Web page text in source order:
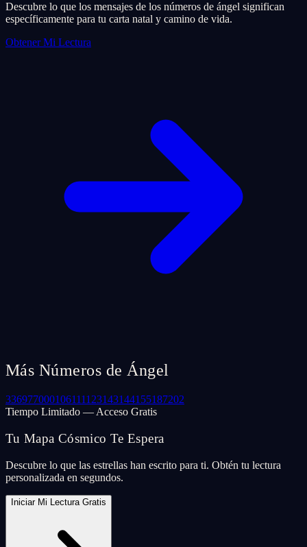
Descubre lo que los mensajes de los números de ángel significan
específicamente para tu carta natal y camino de vida.
Obtener Mi Lectura
Más Números de Ángel
336977000106111123143144155187202
Tiempo Limitado — Acceso Gratis
Tu Mapa Cósmico Te Espera
Descubre lo que las estrellas han escrito para ti. Obtén tu lectura
personalizada en segundos.
Iniciar Mi Lectura Gratis